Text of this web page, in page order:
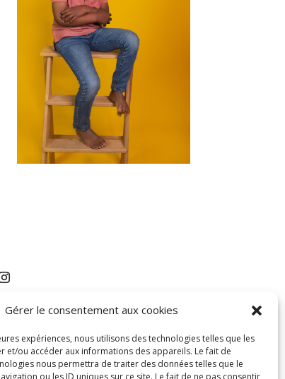
Gérer le consentement aux cookies
expériences, nous utilisons des technologies telles que les
et/ou accéder aux informations des appareils. Le fait de
nous permettra de traiter des données telles que le
ou les ID uniques sur ce site. Le fait de ne pas consentir